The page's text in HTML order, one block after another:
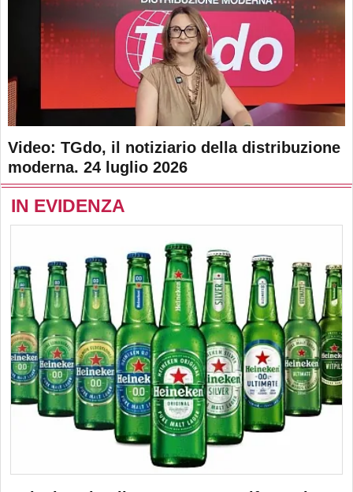
Video: TGdo, il notiziario della distribuzione
moderna. 24 luglio 2026
IN EVIDENZA